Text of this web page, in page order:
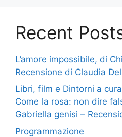
Recent
L’amore impossibile, di
Recensione di Claudia
Libri, film e Dintorni a
Come la rosa: non dire
Gabriella genisi –
Programmazione